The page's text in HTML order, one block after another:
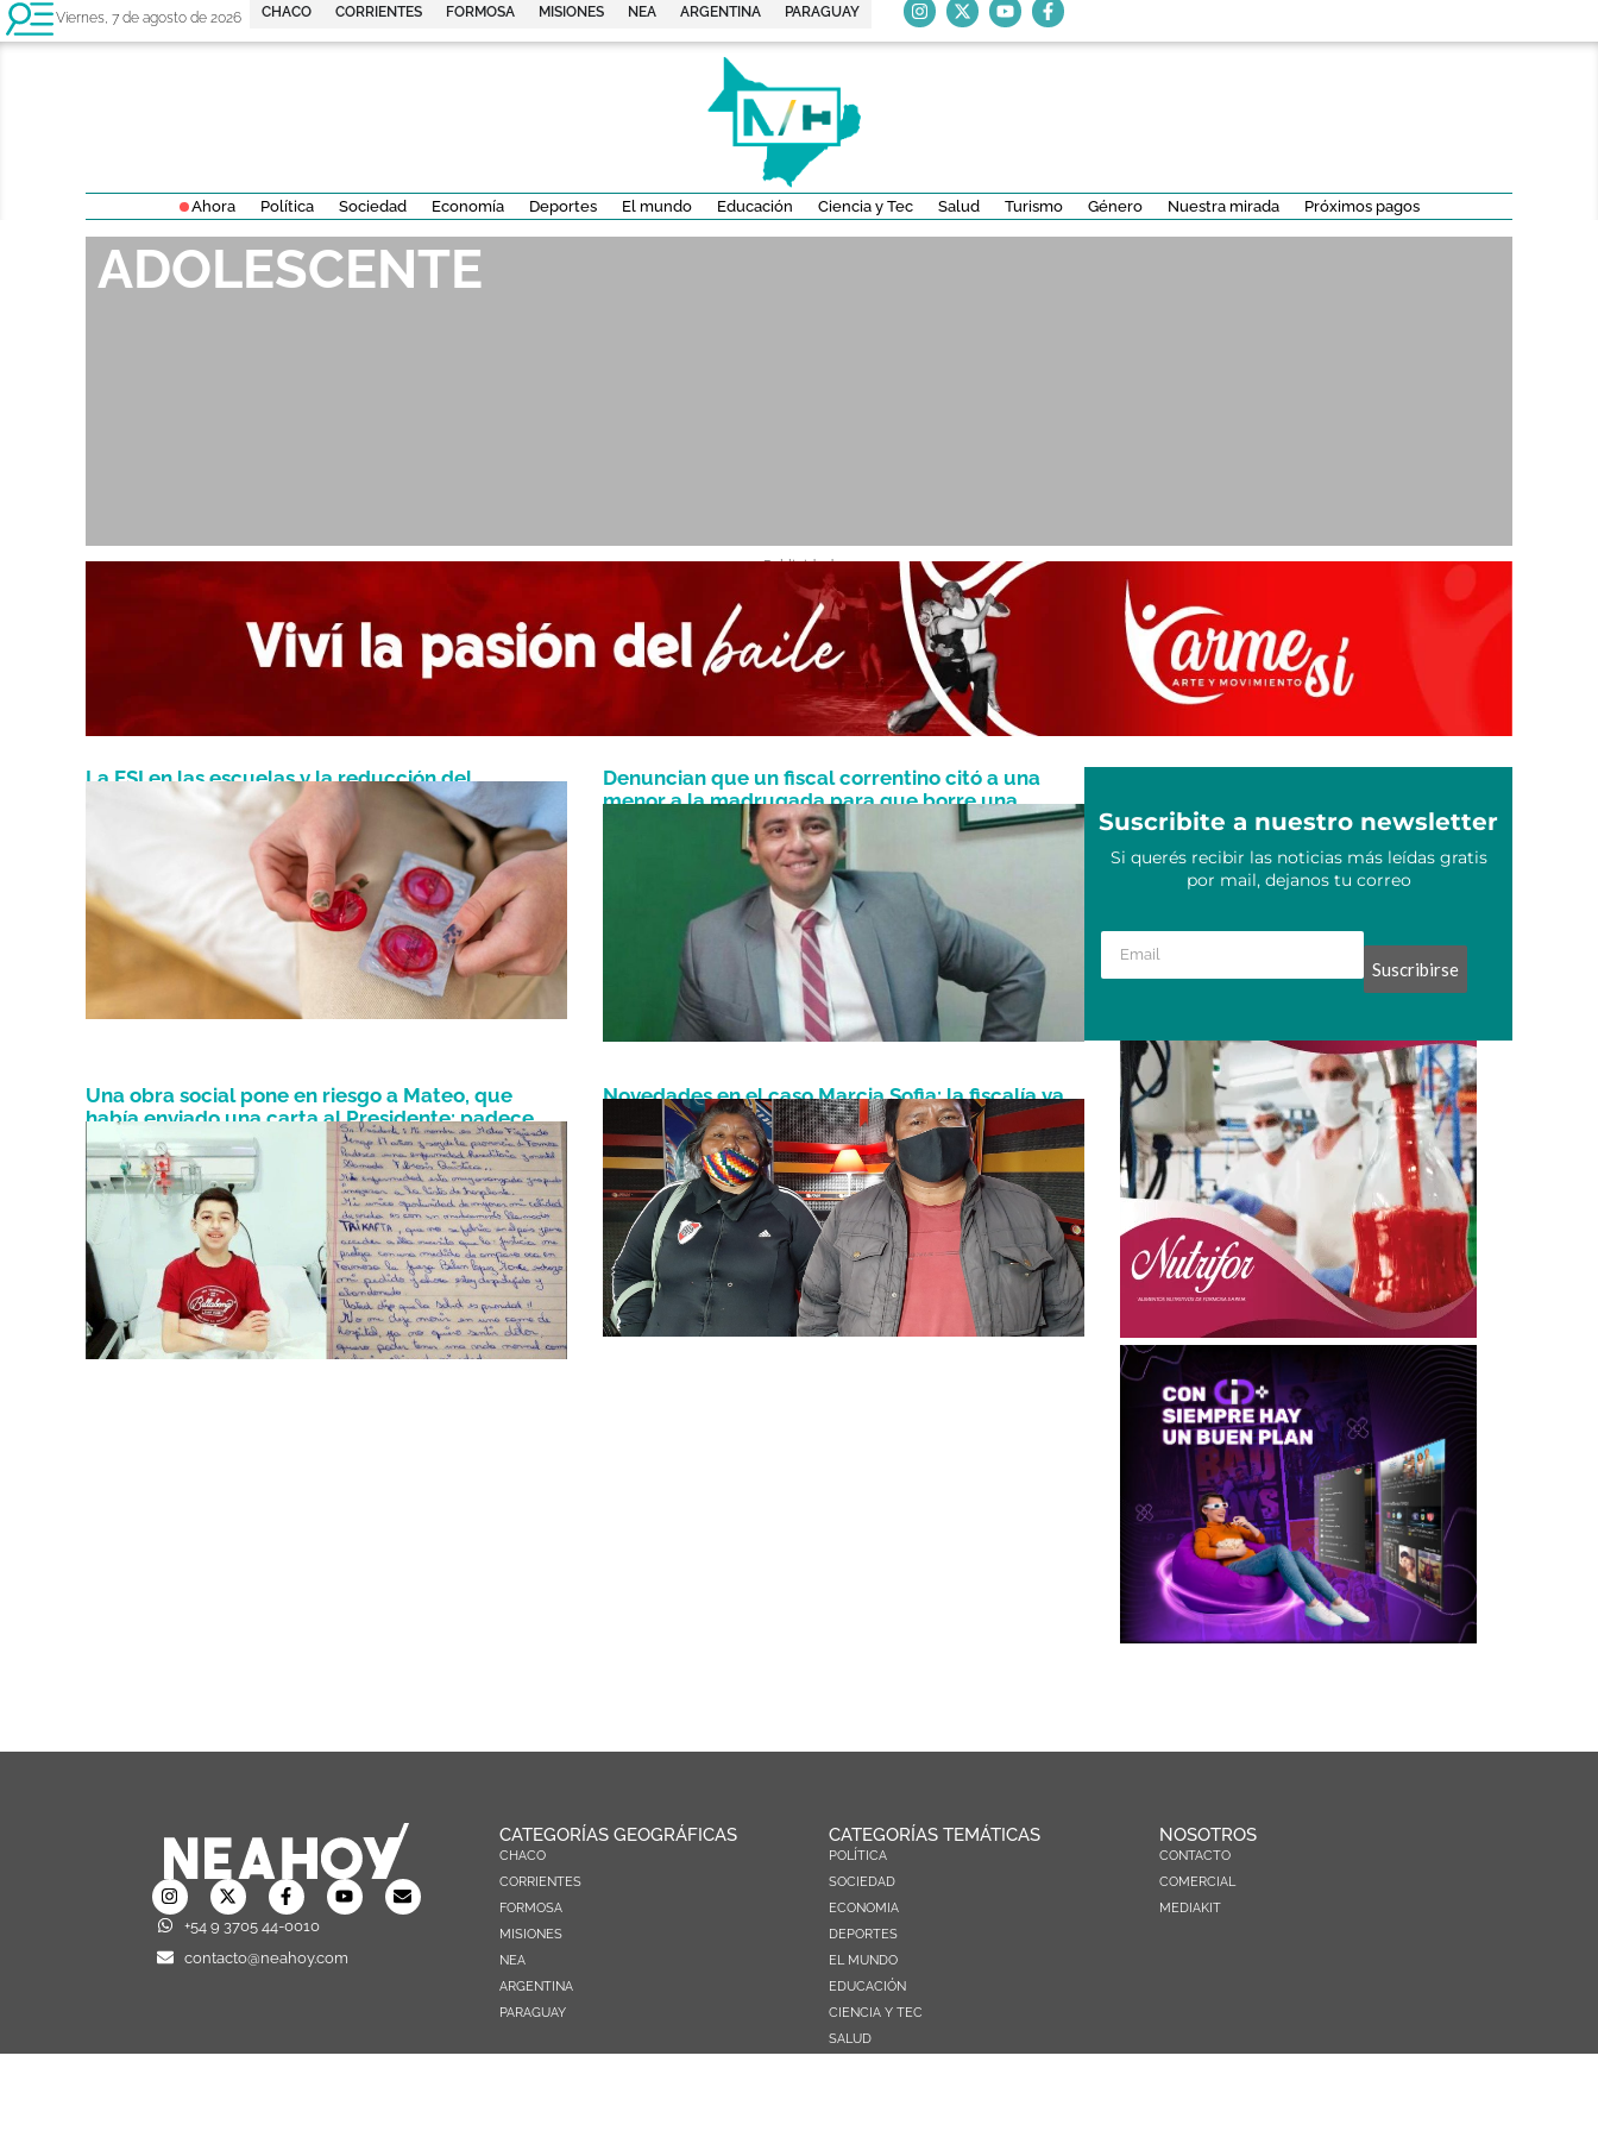
Viernes, 7 de agosto de 2026 CHACO CORRIENTES FORMOSA MISIONES NEA ARGENTINA PARAGUAY
Ahora Política Sociedad Economía Deportes El mundo Educación Ciencia y Tec Salud Turismo Género Nuestra mirada Próximos pagos
ADOLESCENTE
- Publicidad -
La ESI en las escuelas y la reducción del
embarazo adolescente
Diciembre 21, 2023
Denuncian que un fiscal correntino citó a una
menor a la madrugada para que borre una
publicación de Facebook
Una obra social pone en riesgo a Mateo, que
había enviado una carta al Presidente: padece
fibrosis quística
Febrero 18, 2022
Novedades en el caso Marcia Sofia: la fiscalía ya
detuvo a un sospechoso
Septiembre 20, 2020
Suscribite a nuestro newsletter
Si querés recibir las noticias más leídas gratis
por mail, dejanos tu correo
Suscribirse
+54 9 3705 44-0010
contacto@neahoy.com
CATEGORÍAS GEOGRÁFICAS
CHACO
CORRIENTES
FORMOSA
MISIONES
NEA
ARGENTINA
PARAGUAY
CATEGORÍAS TEMÁTICAS
POLÍTICA
SOCIEDAD
ECONOMIA
DEPORTES
EL MUNDO
EDUCACIÓN
CIENCIA Y TEC
SALUD
NOSOTROS
CONTACTO
COMERCIAL
MEDIAKIT